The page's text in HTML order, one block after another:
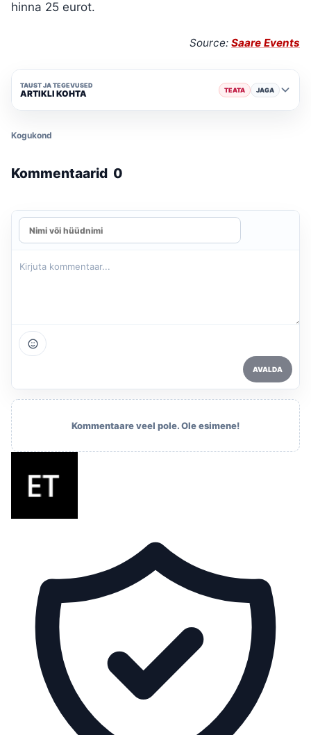
hinna 25 eurot.
Source: Saare Events
TAUST JA TEGEVUSED
ARTIKLI KOHTA TEATA JAGA
Kogukond
Kommentaarid 0
AVALDA
Kommentaare veel pole. Ole esimene!